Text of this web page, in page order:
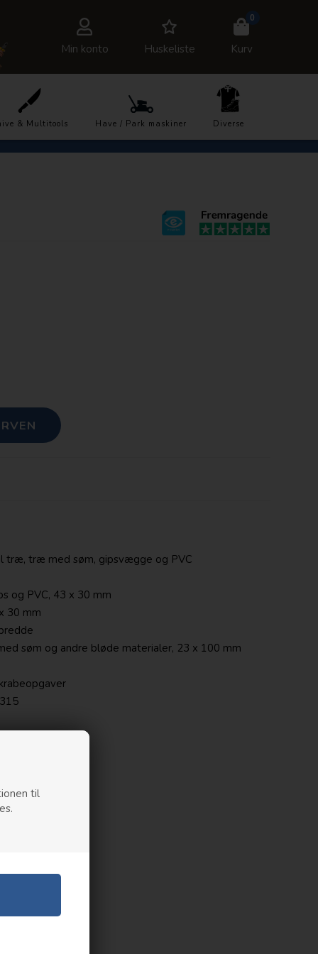
til
Min konto Huskeliste
0
Kurv
& Multitools Have / Park maskiner Diverse
Trustpilot
træ, træ med søm, gipsvægge og PVC
og PVC, 43 x 30 mm
30 mm
søm og andre bløde materialer, 23 x 100 mm